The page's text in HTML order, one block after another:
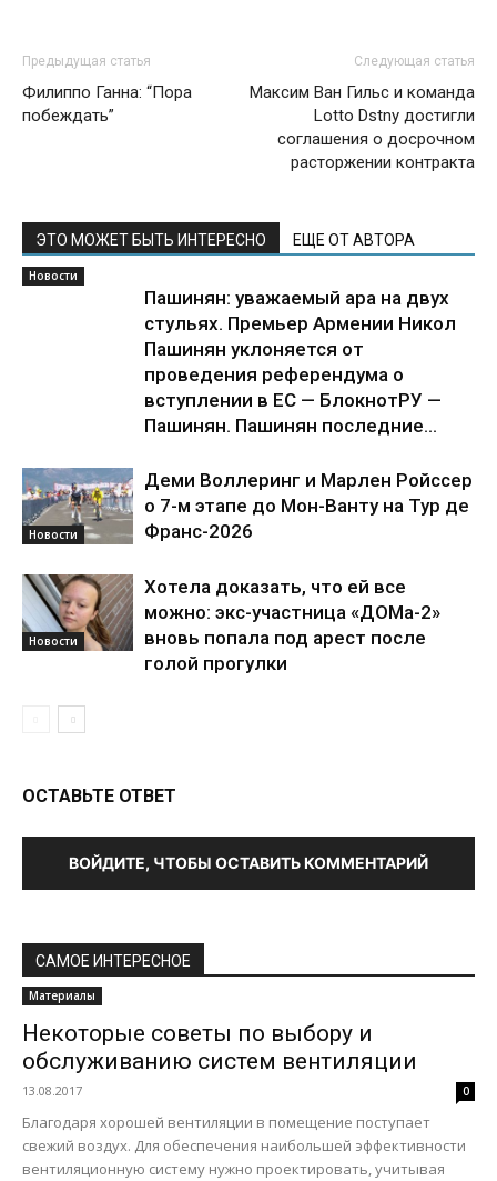
Предыдущая статья
Филиппо Ганна: “Пора
побеждать”
Следующая статья
Максим Ван Гильс и команда
Lotto Dstny достигли
соглашения о досрочном
расторжении контракта
ЭТО МОЖЕТ БЫТЬ ИНТЕРЕСНО ЕЩЕ ОТ АВТОРА
Новости
Пашинян: уважаемый ара на двух
стульях. Премьер Армении Никол
Пашинян уклоняется от
проведения референдума о
вступлении в ЕС — БлокнотРУ —
Пашинян. Пашинян последние...
Новости
Деми Воллеринг и Марлен Ройссер
о 7-м этапе до Мон-Ванту на Тур де
Франс-2026
Новости
Хотела доказать, что ей все
можно: экс-участница «ДОМа-2»
вновь попала под арест после
голой прогулки
ОСТАВЬТЕ ОТВЕТ
ВОЙДИТЕ, ЧТОБЫ ОСТАВИТЬ КОММЕНТАРИЙ
САМОЕ ИНТЕРЕСНОЕ
Материалы
Некоторые советы по выбору и
обслуживанию систем вентиляции
13.08.2017 0
Благодаря хорошей вентиляции в помещение поступает
свежий воздух. Для обеспечения наибольшей эффективности
вентиляционную систему нужно проектировать, учитывая